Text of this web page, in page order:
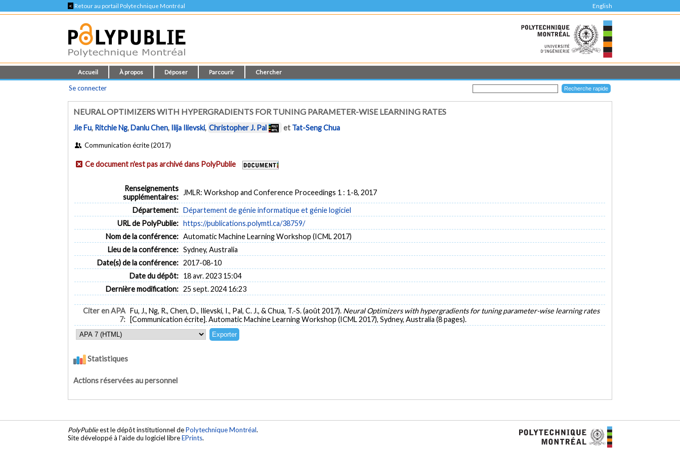
< Retour au portail Polytechnique Montréal English
Accueil À propos Déposer Parcourir Chercher
Se connecter
NEURAL OPTIMIZERS WITH HYPERGRADIENTS FOR TUNING PARAMETER-WISE LEARNING RATES
Jie Fu, Ritchie Ng,Danlu Chen, Ilija Ilievski, Christopher J. Pal et Tat-Seng Chua
Communication écrite (2017)
Ce document n'est pas archivé dans PolyPublie
Renseignements
supplémentaires:
JMLR: Workshop and Conference Proceedings 1 : 1-8, 2017
Département: Département de génie informatique et génie logiciel
URL de PolyPublie: https://publications.polymtl.ca/38759/
Nom de la conférence: Automatic Machine Learning Workshop (ICML 2017)
Lieu de la conférence: Sydney, Australia
Date(s) de la conférence: 2017-08-10
Date du dépôt: 18 avr. 2023 15:04
Dernière modification: 25 sept. 2024 16:23
Citer en APA
7:
Fu, J., Ng, R., Chen, D., Ilievski, I., Pal, C. J., & Chua, T.-S. (août 2017). Neural Optimizers with hypergradients for tuning parameter-wise learning rates
[Communication écrite]. Automatic Machine Learning Workshop (ICML 2017), Sydney, Australia (8 pages).
Statistiques
Actions réservées au personnel
PolyPublieest le dépôt institutionnel dePolytechnique Montréal.
Site développé à l'aide du logiciel libreEPrints.